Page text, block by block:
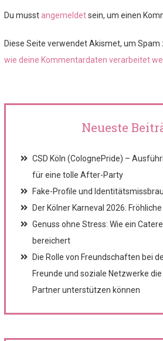
Du musst angemeldetsein, um einen
Diese Seite verwendet Akismet, um Spam
wie deine Kommentardaten verarbeitet
Neueste
CSD Köln (ColognePride) –
für eine tolle After-Party
Fake-Profile und
Der Kölner Karneval 2026:
Genuss ohne Stress: Wie ein
bereichert
Die Rolle von Freundschaften bei
Freunde und soziale Netzwerke
Partner unterstützen können